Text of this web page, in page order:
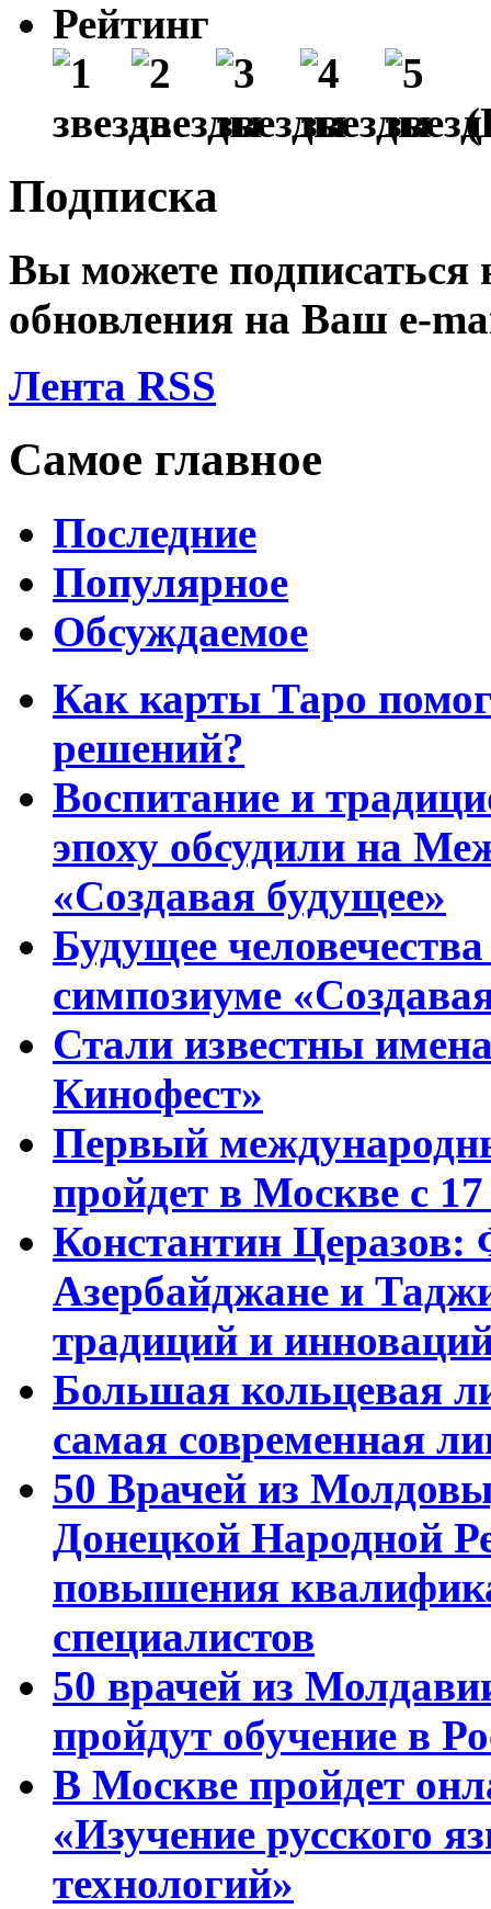
Рейтинг
Подписка
Вы можете подписаться
обновления на Ваш e-
Лента RSS
Самое главное
Последние
Популярное
Обсуждаемое
Как карты Таро
решений?
Воспитание и
эпоху обсудили на
«Создавая будущее»
Будущее
симпозиуме
Стали известны
Кинофест»
Первый
пройдет в Москве с
Константин Церазов:
Азербайджане и
традиций и
Большая кольцевая
самая современная
50 Врачей из
Донецкой Народной
повышения
специалистов
50 врачей из
пройдут обучение в
В Москве пройдет
«Изучение русского
технологий»